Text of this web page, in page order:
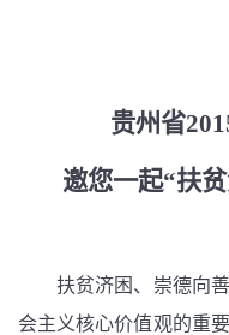
贵州省
邀您一起“扶
扶贫济困、崇德向
会主义核心价值观的重